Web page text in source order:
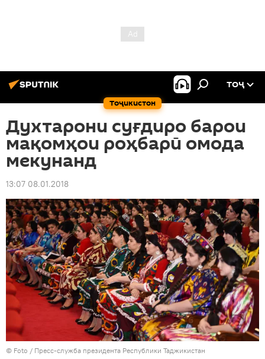
Тоҷикистон
ТОҶ
Духтарони суғдиро барои
мақомҳои роҳбарӣ омода
мекунанд
13:07 08.01.2018
© Foto / Пресс-служба президента Республики Таджикистан